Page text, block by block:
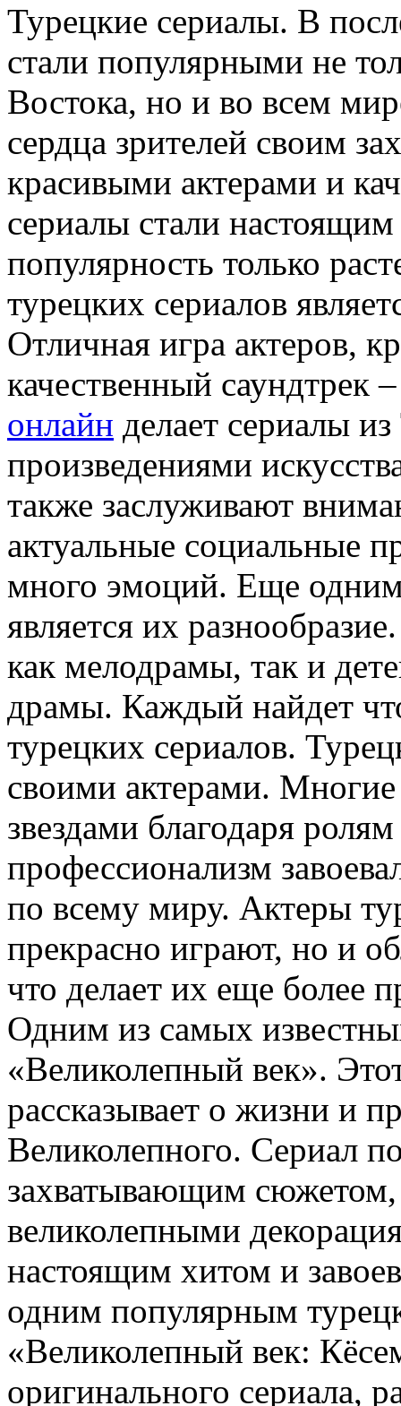
Турeцкиe сeриaлы. В
стали популярными не
Востока, но и во всем
сердца зрителей своим
красивыми актерами и
сериалы стали
популярность только
турецких сериалов
Отличная игра актеров,
качественный саундтрек
онлайн делает сериалы
произведениями
также заслуживают
актуальные социальные
много эмоций. Еще
является их
как мелодрамы, так и
драмы. Каждый найдет
турецких сериалов.
своими актерами.
звездами благодаря
профессионализм
по всему миру. Актеры
прекрасно играют, но и
что делает их еще более
Одним из самых
«Великолепный век».
рассказывает о жизни и
Великолепного. Сериал
захватывающим
великолепными
настоящим хитом и
одним популярным
«Великолепный век:
оригинального сериала,